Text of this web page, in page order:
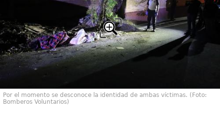
Por el momento se desconoce la identidad de ambas víctimas. (Foto:
Bomberos Voluntarios)